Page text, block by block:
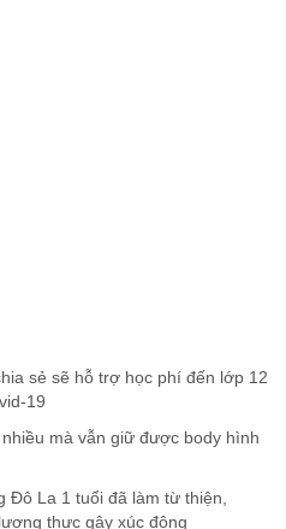
sẻ sẽ hỗ trợ học phí đến lớp 12
19
mà vẫn giữ được body hình
Đô La 1 tuổi đã làm từ thiện,
thực gây xúc động